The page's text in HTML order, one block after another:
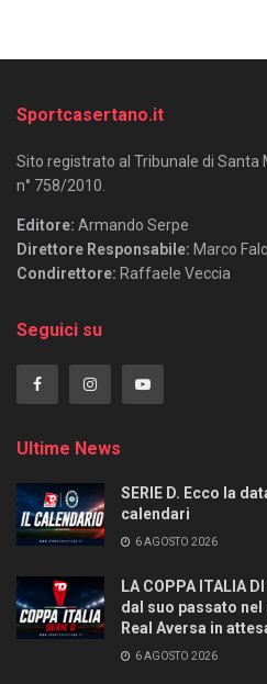
Sportcasertano.it
Sito registrato al Tribunale di Santa
n° 758/2010.
Editore: Armando Serpe
Direttore Responsabile: Marco
Condirettore: Raffaele Veccia
Seguici su
Ultime News
SERIE D. Ecco la
calendari
6 AGOSTO 2026
LA COPPA ITALIA
dal suo passato
Real Aversa in
6 AGOSTO 2026